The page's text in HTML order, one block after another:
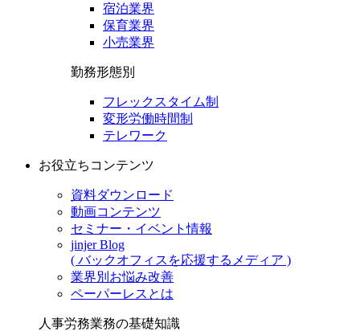
宿泊業界
保育業界
小売業界
勤務形態別
フレックスタイム制
変形労働時間制
テレワーク
お役立ちコンテンツ
資料ダウンロード
動画コンテンツ
セミナー・イベント情報
jinjer Blog
( バックオフィスを応援するメディア )
業界別お悩み改善
ペーパーレスとは
人事労務業務の基礎知識